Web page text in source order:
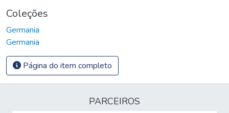
Coleções
Germania
Germania
Página do item completo
PARCEIROS